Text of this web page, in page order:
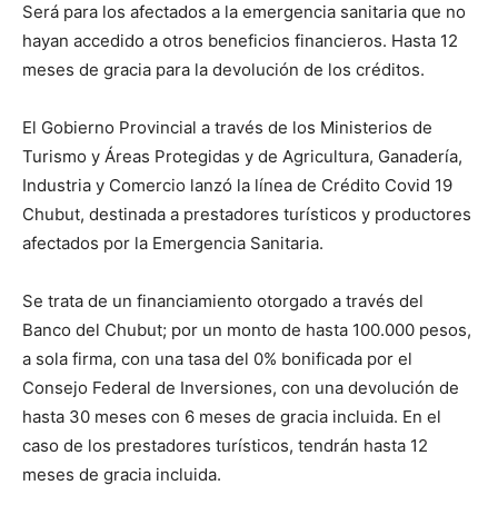
Será para los afectados a la emergencia sanitaria que no
hayan accedido a otros beneficios financieros. Hasta 12
meses de gracia para la devolución de los créditos.
El Gobierno Provincial a través de los Ministerios de
Turismo y Áreas Protegidas y de Agricultura, Ganadería,
Industria y Comercio lanzó la línea de Crédito Covid 19
Chubut, destinada a prestadores turísticos y productores
afectados por la Emergencia Sanitaria.
Se trata de un financiamiento otorgado a través del
Banco del Chubut; por un monto de hasta 100.000 pesos,
a sola firma, con una tasa del 0% bonificada por el
Consejo Federal de Inversiones, con una devolución de
hasta 30 meses con 6 meses de gracia incluida. En el
caso de los prestadores turísticos, tendrán hasta 12
meses de gracia incluida.